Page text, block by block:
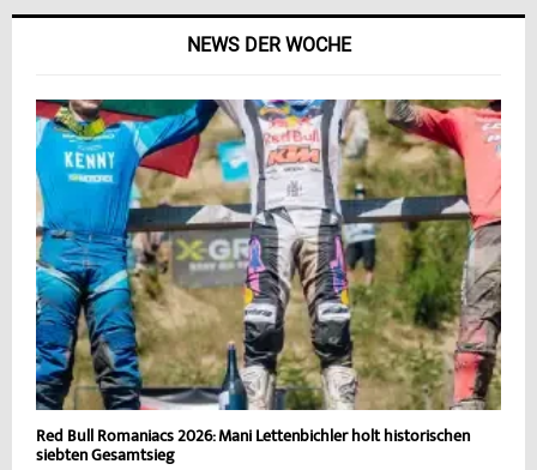
NEWS DER WOCHE
Red Bull Romaniacs 2026: Mani Lettenbichler holt historischen
siebten Gesamtsieg